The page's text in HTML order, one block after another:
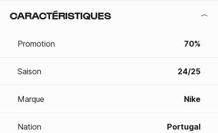
CARACTÉRISTIQUES
Promotion 70%
Saison 24/25
Marque Nike
Nation Portugal